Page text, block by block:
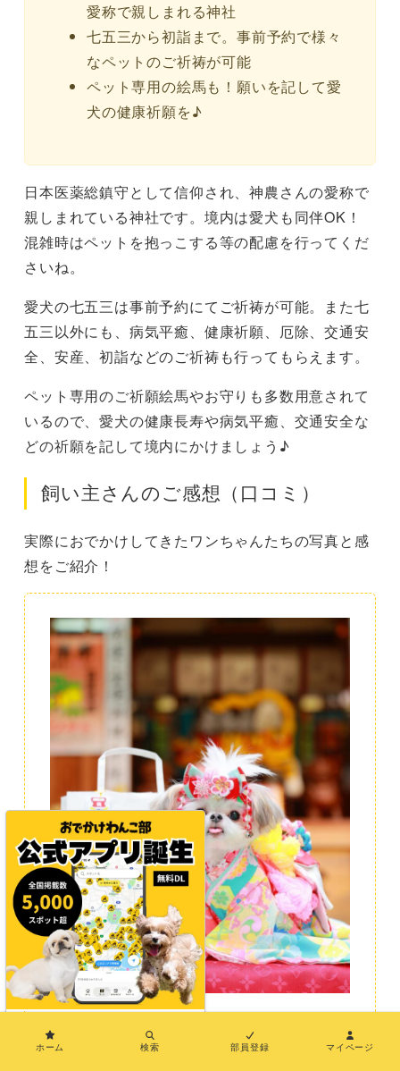
愛称で親しまれる神社
七五三から初詣まで。事前予約で様々
なペットのご祈祷が可能
ペット専用の絵馬も！願いを記して愛
犬の健康祈願を♪
日本医薬総鎮守として信仰され、神農さんの愛称で
親しまれている神社です。境内は愛犬も同伴OK！
混雑時はペットを抱っこする等の配慮を行ってくだ
さいね。
愛犬の七五三は事前予約にてご祈祷が可能。また七
五三以外にも、病気平癒、健康祈願、厄除、交通安
全、安産、初詣などのご祈祷も行ってもらえます。
ペット専用のご祈願絵馬やお守りも多数用意されて
いるので、愛犬の健康長寿や病気平癒、交通安全な
どの祈願を記して境内にかけましょう♪
飼い主さんのご感想（口コミ）
実際におでかけしてきたワンちゃんたちの写真と感
想をご紹介！
七五三のお詣りに！これからも元気に育ちますよ
うに♪
ホーム 検索 部員登録 マイページ